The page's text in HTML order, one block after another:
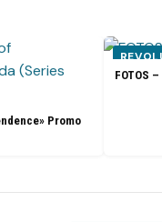
Promo
FOTOS